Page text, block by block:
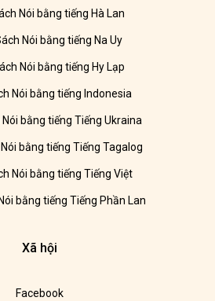
Nói bằng tiếng Hà Lan
Nói bằng tiếng Na Uy
Nói bằng tiếng Hy Lạp
Nói bằng tiếng Indonesia
Nói bằng tiếng Tiếng Ukraina
bằng tiếng Tiếng Tagalog
Nói bằng tiếng Tiếng Việt
bằng tiếng Tiếng Phần Lan
Xã hội
Facebook